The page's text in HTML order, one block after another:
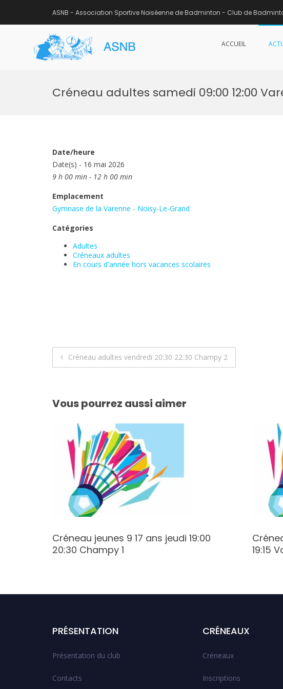
ASNB - Association Sportive Noiséenne de Badminton - Club de
ACCUEIL
Créneau adultes samedi 09:00 12:00
Date/heure
Date(s) - 16 mai 2026
9 h 00 min - 12 h 00 min
Emplacement
Gymnase de la Varenne - Noisy-Le-Grand
Catégories
Adultes
Créneaux adultes
En cours d'année hors vacances scolaires
Navigation
l’article
Créneau adultes vendredi 20:30 22:30 Champy 2
Vous pourrez aussi aimer
Créneau jeunes 9 17 ans jeudi 19:00
20:30 Champy 1
19:15
PRÉSENTATION
Présentation du club
Contacts
CRÉNEAUX
Créneaux
Inscriptions